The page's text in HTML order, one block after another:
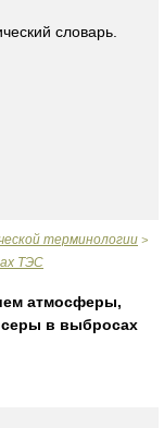
словарь.
терминологии >
ТЭС
атмосферы,
серы в выбросах